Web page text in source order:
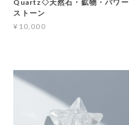
Quartz◇天然石・鉱物・パワー
ストーン
¥10,000